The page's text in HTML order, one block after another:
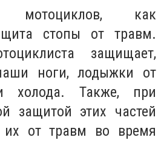
как
стопы от травм.
защищает,
ноги, лодыжки от
холода. Также, при
защитой этих частей
от травм во время